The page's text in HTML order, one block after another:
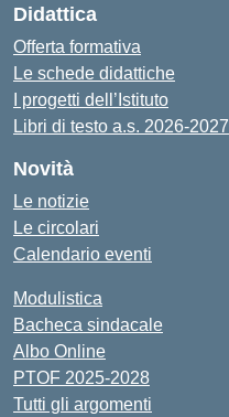
Didattica
Offerta formativa
Le schede didattiche
I progetti dell’Istituto
Libri di testo a.s. 2026-2027
Novità
Le notizie
Le circolari
Calendario eventi
Modulistica
Bacheca sindacale
Albo Online
PTOF 2025-2028
Tutti gli argomenti